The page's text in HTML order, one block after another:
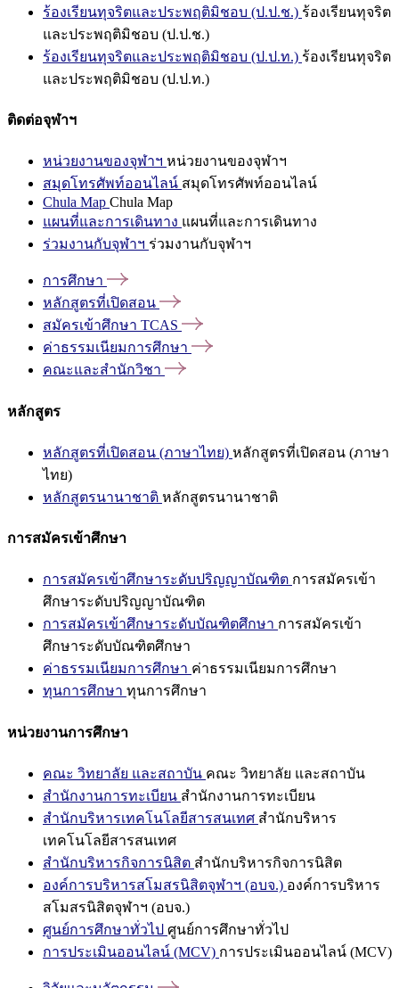
ร้องเรียนทุจริตและประพฤติมิชอบ (ป.ป.ช.) ร้องเรียนทุจริต
และประพฤติมิชอบ (ป.ป.ช.)
ร้องเรียนทุจริตและประพฤติมิชอบ (ป.ป.ท.) ร้องเรียนทุจริต
และประพฤติมิชอบ (ป.ป.ท.)
ติดต่อจุฬาฯ
หน่วยงานของจุฬาฯ หน่วยงานของจุฬาฯ
สมุดโทรศัพท์ออนไลน์ สมุดโทรศัพท์ออนไลน์
Chula Map Chula Map
แผนที่และการเดินทาง แผนที่และการเดินทาง
ร่วมงานกับจุฬาฯ ร่วมงานกับจุฬาฯ
การศึกษา
หลักสูตรที่เปิดสอน
สมัครเข้าศึกษา TCAS
ค่าธรรมเนียมการศึกษา
คณะและสำนักวิชา
หลักสูตร
หลักสูตรที่เปิดสอน (ภาษาไทย) หลักสูตรที่เปิดสอน (ภาษา
ไทย)
หลักสูตรนานาชาติ หลักสูตรนานาชาติ
การสมัครเข้าศึกษา
การสมัครเข้าศึกษาระดับปริญญาบัณฑิต การสมัครเข้า
ศึกษาระดับปริญญาบัณฑิต
การสมัครเข้าศึกษาระดับบัณฑิตศึกษา การสมัครเข้า
ศึกษาระดับบัณฑิตศึกษา
ค่าธรรมเนียมการศึกษา ค่าธรรมเนียมการศึกษา
ทุนการศึกษา ทุนการศึกษา
หน่วยงานการศึกษา
คณะ วิทยาลัย และสถาบัน คณะ วิทยาลัย และสถาบัน
สำนักงานการทะเบียน สำนักงานการทะเบียน
สำนักบริหารเทคโนโลยีสารสนเทศ สำนักบริหาร
เทคโนโลยีสารสนเทศ
สำนักบริหารกิจการนิสิต สำนักบริหารกิจการนิสิต
องค์การบริหารสโมสรนิสิตจุฬาฯ (อบจ.) องค์การบริหาร
สโมสรนิสิตจุฬาฯ (อบจ.)
ศูนย์การศึกษาทั่วไป ศูนย์การศึกษาทั่วไป
การประเมินออนไลน์ (MCV) การประเมินออนไลน์ (MCV)